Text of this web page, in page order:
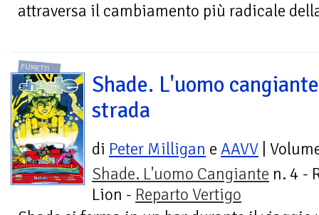
attraversa il cambiamento più radicale
FUMETTI
Shade. L'uomo
strada
di Peter Milligan e AAVV |
Shade. L'uomo Cangiante n. 4 -
Lion - Reparto Vertigo